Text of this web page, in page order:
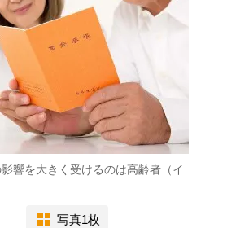
響を大きく受けるのは高齢者（イ
写真1枚